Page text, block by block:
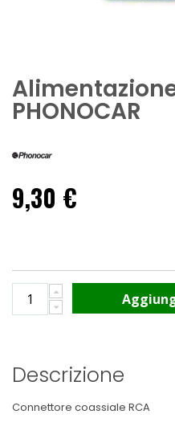
PHONOCAR
9,30 €
Descrizione
Connettore coassiale RCA